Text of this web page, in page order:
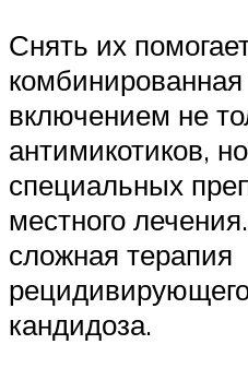
Снять их
включением не
антимикотиков,
специальных
местного
сложная терапия
кандидоза.